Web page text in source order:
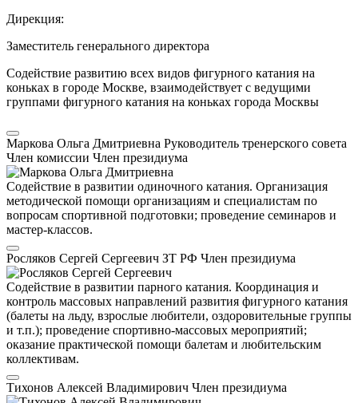
Дирекция:
Заместитель генерального директора
Содействие развитию всех видов фигурного катания на
коньках в городе Москве, взаимодействует с ведущими
группами фигурного катания на коньках города Москвы
Маркова Ольга Дмитриевна Руководитель тренерского совета
Член комиссии Член президиума
Содействие в развитии одиночного катания. Организация
методической помощи организациям и специалистам по
вопросам спортивной подготовки; проведение семинаров и
мастер-классов.
Росляков Сергей Сергеевич ЗТ РФ Член президиума
Содействие в развитии парного катания. Координация и
контроль массовых направлений развития фигурного катания
(балеты на льду, взрослые любители, оздоровительные группы
и т.п.); проведение спортивно-массовых мероприятий;
оказание практической помощи балетам и любительским
коллективам.
Тихонов Алексей Владимирович Член президиума